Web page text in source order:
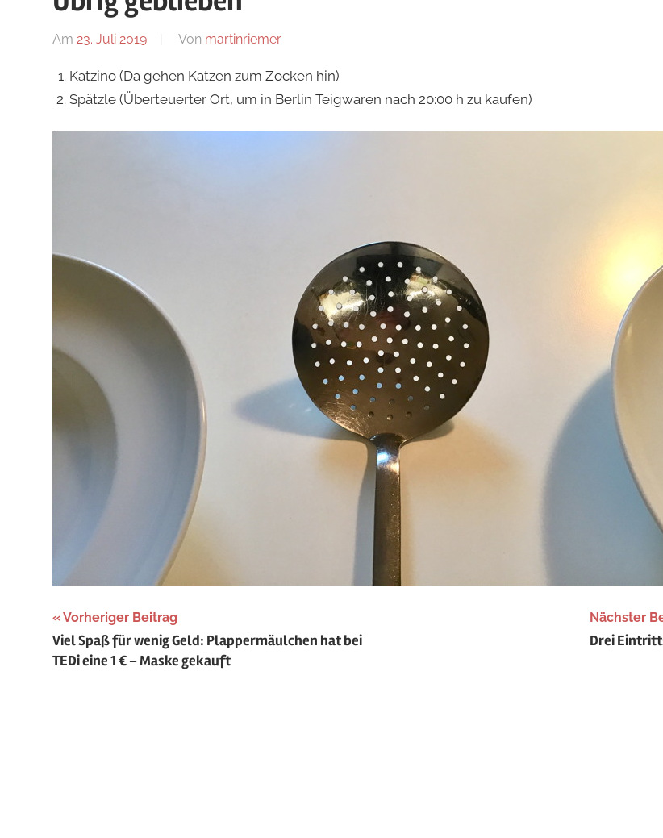
Blog
Am 23. Juli 2019 Von martinriemerIn
Katzino (Da gehen Katzen zum Zocken hin)
Spätzle (Überteuerter Ort, um in Berlin Teigwaren nach 20:00 h zu kaufen)
Beitragsnavigation
Vorheriger Beitrag
Viel Spaß für wenig Geld: Plappermäulchen hat bei
TEDi eine 1 € – Maske gekauft
Nächster
Drei